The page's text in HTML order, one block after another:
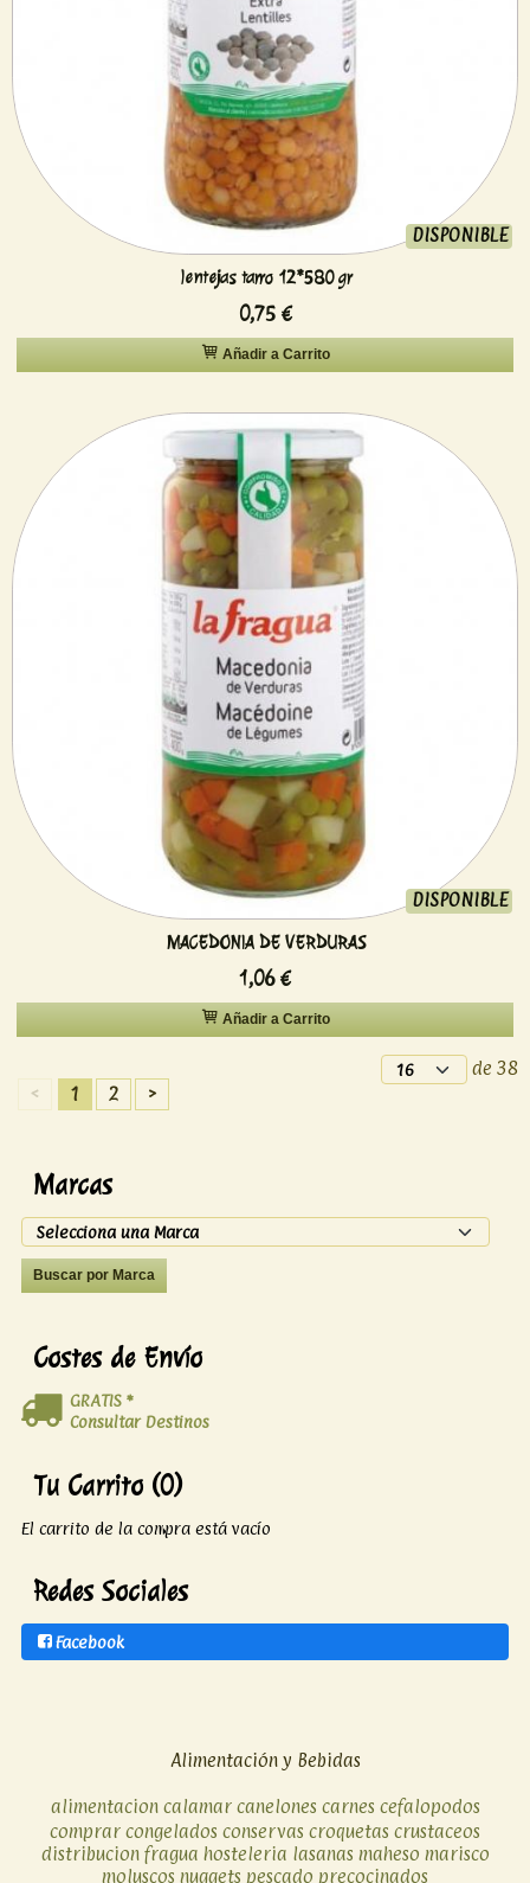
DISPONIBLE
lentejas tarro 12*580 gr
0,75 €
Añadir a Carrito
DISPONIBLE
MACEDONIA DE VERDURAS
1,06 €
Añadir a Carrito
< 1 2 >
de 38
Marcas
Costes de Envío
GRATIS *
Consultar Destinos
Tu Carrito (0)
El carrito de la compra está vacío
Redes Sociales
Facebook
Alimentación y Bebidas
alimentacion calamar canelones carnes cefalopodos
comprar congelados conservas croquetas crustaceos
distribucion fragua hosteleria lasanas maheso marisco
moluscos nuggets pescado precocinados